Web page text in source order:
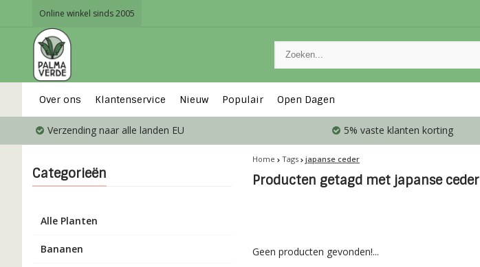
Online winkel sinds 2005
Over ons Klantenservice Nieuw Populair Open Dagen
Verzending naar alle landen EU 5% vaste klanten korting
Categorieën
Alle Planten
Bananen
Home Tags japanse ceder
Producten getagd met japanse ceder
Geen producten gevonden!...